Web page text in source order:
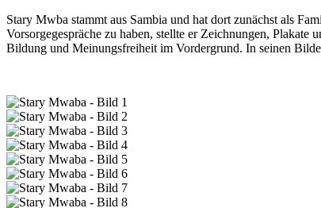
Stary Mwba stammt aus Sambia und hat dort zunächst als
Vorsorgegespräche zu haben, stellte er Zeichnungen,
Bildung und Meinungsfreiheit im Vordergrund. In seinen